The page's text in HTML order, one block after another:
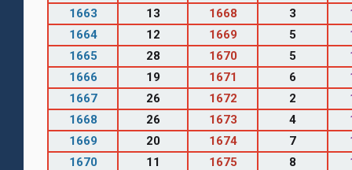
1663
13 1668 3
1664
12 1669 5
1665
28 1670 5
1666
19 1671 6
1667
26 1672 2
1668
26 1673 4
1669
20 1674 7
1670
11 1675 8